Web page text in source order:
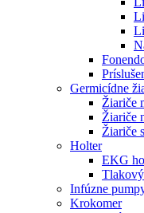
Germicídne
Žiariče
Žiariče
Žiariče
Holter
EKG
Infúzne
Krokomer